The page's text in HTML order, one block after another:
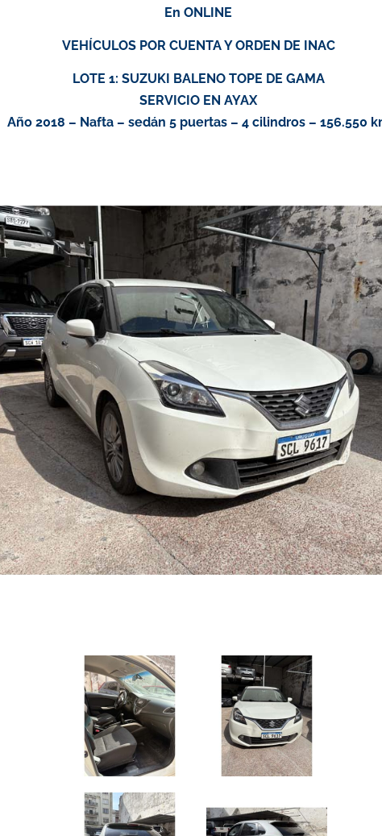
En ONLINE
VEHÍCULOS POR CUENTA Y ORDEN DE INAC
LOTE 1: SUZUKI BALENO TOPE DE GAMA
SERVICIO EN AYAX
Año 2018 – Nafta – sedán 5 puertas – 4 cilindros – 156.550